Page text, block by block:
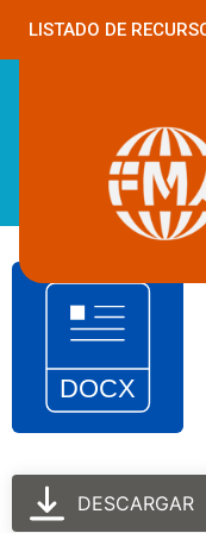
LISTADO DE
DESCARGAR